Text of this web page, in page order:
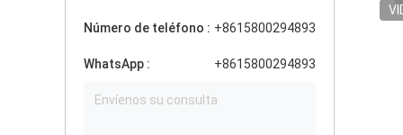
Número de teléfono : +8615800294893
WhatsApp : +8615800294893